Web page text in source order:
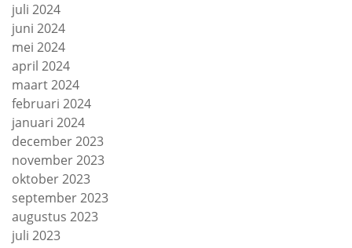
juli 2024
juni 2024
mei 2024
april 2024
maart 2024
februari 2024
januari 2024
december 2023
november 2023
oktober 2023
september 2023
augustus 2023
juli 2023